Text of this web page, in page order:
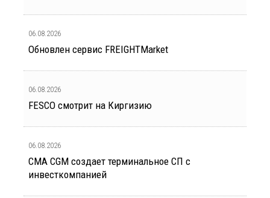
06.08.2026
Обновлен сервис FREIGHTMarket
06.08.2026
FESCO смотрит на Киргизию
06.08.2026
CMA CGM создает терминальное СП с
инвесткомпанией